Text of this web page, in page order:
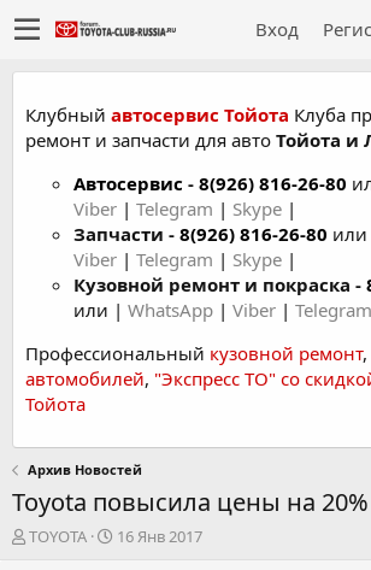
Вход
Клубный автосервис Тойота Клуба
ремонт и запчасти для авто Тойота и
Автосервис - 8(926) 816-26-80
Viber | Telegram | Skype |
Запчасти - 8(926) 816-26-80
Viber | Telegram | Skype |
Кузовной ремонт и покраска -
или | WhatsApp | Viber | Telegram
Профессиональный кузовной ремонт,
автомобилей, "Экспресс ТО" со
Тойота
Архив Новостей
Toyota повысила цены на 20%
А
TOYOTA
Д
16 Янв 2017